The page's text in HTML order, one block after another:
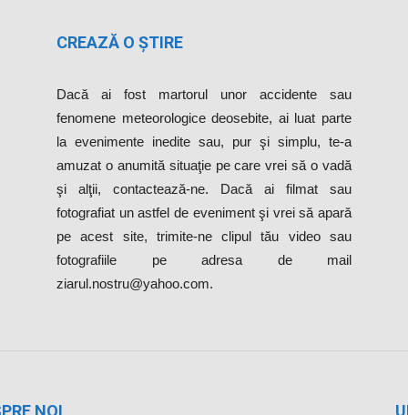
CREAZĂ O ȘTIRE
Dacă ai fost martorul unor accidente sau
fenomene meteorologice deosebite, ai luat parte
la evenimente inedite sau, pur şi simplu, te-a
amuzat o anumită situaţie pe care vrei să o vadă
şi alţii, contactează-ne. Dacă ai filmat sau
fotografiat un astfel de eveniment şi vrei să apară
pe acest site, trimite-ne clipul tău video sau
fotografiile pe adresa de mail
ziarul.nostru@yahoo.com.
NOI